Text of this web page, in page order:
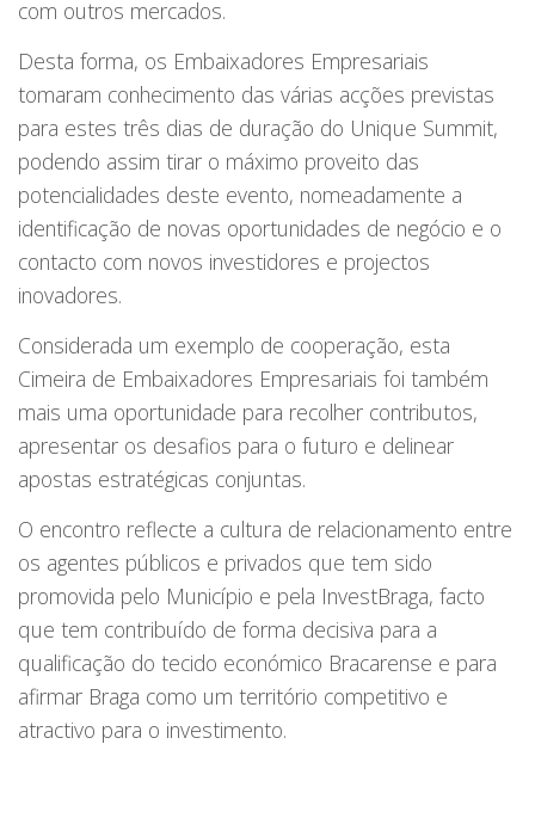
com outros mercados.
Desta forma, os Embaixadores Empresariais
tomaram conhecimento das várias acções previstas
para estes três dias de duração do Unique Summit,
podendo assim tirar o máximo proveito das
potencialidades deste evento, nomeadamente a
identificação de novas oportunidades de negócio e o
contacto com novos investidores e projectos
inovadores.
Considerada um exemplo de cooperação, esta
Cimeira de Embaixadores Empresariais foi também
mais uma oportunidade para recolher contributos,
apresentar os desafios para o futuro e delinear
apostas estratégicas conjuntas.
O encontro reflecte a cultura de relacionamento entre
os agentes públicos e privados que tem sido
promovida pelo Município e pela InvestBraga, facto
que tem contribuído de forma decisiva para a
qualificação do tecido económico Bracarense e para
afirmar Braga como um território competitivo e
atractivo para o investimento.